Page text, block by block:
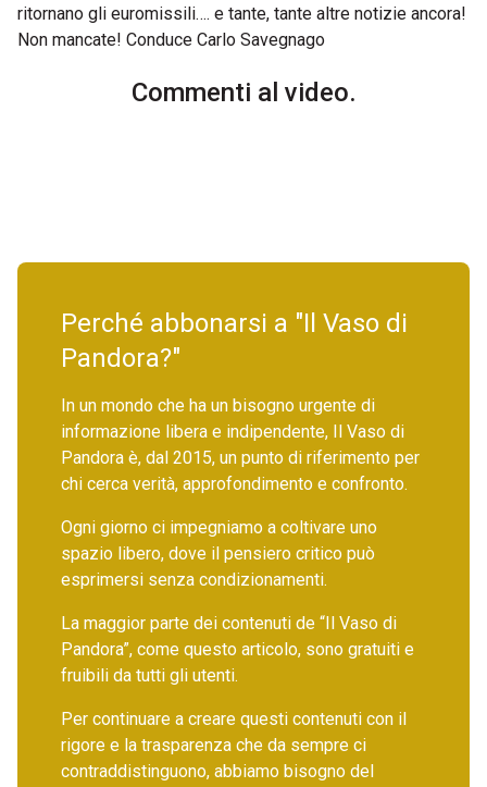
ritornano gli euromissili…. e tante, tante altre notizie ancora!
Non mancate! Conduce Carlo Savegnago
Commenti al video.
Perché abbonarsi a "Il Vaso di
Pandora?"
In un mondo che ha un bisogno urgente di
informazione libera e indipendente, Il Vaso di
Pandora è, dal 2015, un punto di riferimento per
chi cerca verità, approfondimento e confronto.
Ogni giorno ci impegniamo a coltivare uno
spazio libero, dove il pensiero critico può
esprimersi senza condizionamenti.
La maggior parte dei contenuti de “Il Vaso di
Pandora”, come questo articolo, sono gratuiti e
fruibili da tutti gli utenti.
Per continuare a creare questi contenuti con il
rigore e la trasparenza che da sempre ci
contraddistinguono, abbiamo bisogno del